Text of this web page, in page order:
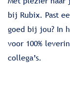
bij Rubix. Past
goed bij jou? In
voor 100%
collega’s.